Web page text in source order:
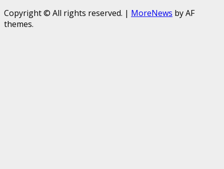
Copyright © All rights reserved. | MoreNews by AF
themes.